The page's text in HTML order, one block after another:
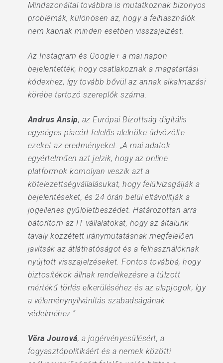
Mindazonáltal továbbra is mutatkoznak bizonyos
problémák, különösen az, hogy a felhasználók
nem kapnak minden esetben visszajelzést.
Az Instagram és Google+ a mai napon
bejelentették, hogy csatlakoznak a magatartási
kódexhez, így tovább bővül az annak alkalmazási
körébe tartozó szereplők száma.
Andrus Ansip, az Európai Bizottság digitális
egységes piacért felelős alelnöke üdvözölte
ezeket az eredményeket: „A mai adatok
egyértelműen azt jelzik, hogy az online
platformok komolyan veszik azt a
kötelezettségvállalásukat, hogy felülvizsgálják a
bejelentéseket, és 24 órán belül eltávolítják a
jogellenes gyűlöletbeszédet. Határozottan arra
bátorítom az IT vállalatokat, hogy az általunk
tavaly közzétett iránymutatásnak megfelelően
javítsák az átláthatóságot és a felhasználóknak
nyújtott visszajelzéseket. Fontos továbbá, hogy
biztosítékok állnak rendelkezésre a túlzott
mértékű törlés elkerüléséhez és az alapjogok, így
a véleménynyilvánítás szabadságának
védelméhez.”
Věra Jourová, a jogérvényesülésért, a
fogyasztópolitikáért és a nemek közötti